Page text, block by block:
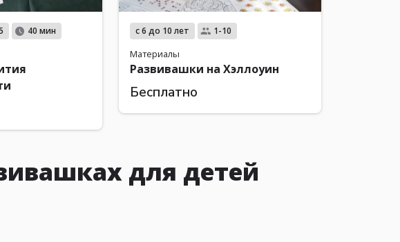
40 мин с 6 до 10 лет 1-10
Материалы
Развивашки на Хэллоуин
Бесплатно
для детей